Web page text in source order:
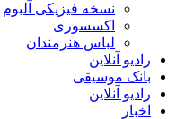
نسخه فیزیکی آلبوم
اکسسوری
لباس هنرمندان
رادیو آنلاین
بانک موسیقی
رادیو آنلاین
اخبار